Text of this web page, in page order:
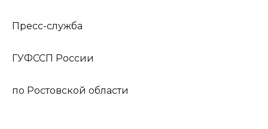
Пресс-служба
ГУФССП России
по Ростовской области